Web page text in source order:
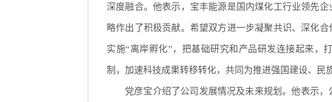
深度融合。他表示，宝丰能源是国内煤化工行业领先
略作出了积极贡献。希望双方进一步凝聚共识、深化
实施“离岸孵化”，把基础研究和产品研发连接起来，
制，加速科技成果转移转化，共同为推进强国建设、民
党彦宝介绍了公司发展情况及未来规划。他表示